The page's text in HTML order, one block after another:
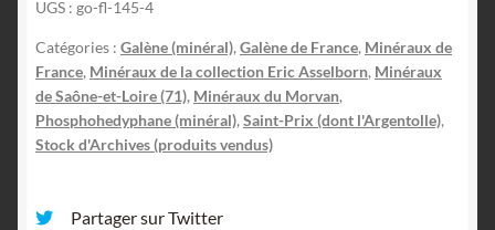
UGS : go-fl-145-4
Catégories : Galène (minéral),Galène de France, Minéraux de
France, Minéraux de la collection Eric Asselborn, Minéraux
de Saône-et-Loire (71), Minéraux du Morvan,
Phosphohedyphane (minéral),Saint-Prix (dont l'Argentolle),
Stock d'Archives (produits vendus)
Partager sur Twitter